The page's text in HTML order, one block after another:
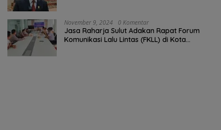
November 9, 2024 0 Komentar
Jasa Raharja Sulut Adakan Rapat Forum
Komunikasi Lalu Lintas (FKLL) di Kota